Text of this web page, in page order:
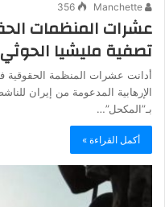
356
عشرات المنظمات
تصفية مليشيا
أدانت عشرات المنظمة الحقوقية
الإرهابية المدعومة من إيران
بـ”المكحل”…
أكمل القراءة »